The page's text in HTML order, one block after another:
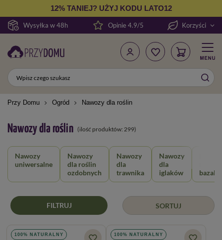
Wysyłka w 48h
12% TANIEJ? UŻYJ KODU LATO12
Opinie 4.9/5 Korzyści
Przy Domu Ogród Nawozy dla roślin
Nawozy dla roślin (ilość produktów: 299)
Nawozy
uniwersalne
Nawozy
dla roślin
ozdobnych
Nawozy
dla
trawnika
Nawozy
dla
iglaków
SORTUJ
FILTRUJ
100% NATURALNY 100% NATURALNY